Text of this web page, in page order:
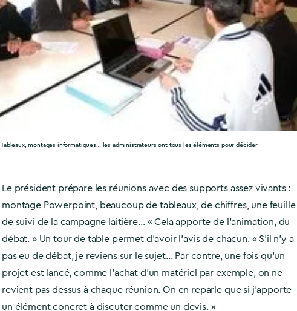
Tableaux, montages informatiques… les administrateurs ont tous les éléments pour décider
Le président prépare les réunions avec des supports assez vivants :
montage Powerpoint, beaucoup de tableaux, de chiffres, une feuille
de suivi de la campagne laitière… « Cela apporte de l’animation, du
débat. » Un tour de table permet d’avoir l’avis de chacun. « S’il n’y a
pas eu de débat, je reviens sur le sujet… Par contre, une fois qu’un
projet est lancé, comme l’achat d’un matériel par exemple, on ne
revient pas dessus à chaque réunion. On en reparle que si j’apporte
un élément concret à discuter comme un devis. »